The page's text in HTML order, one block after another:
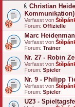
D
a
t
e
i
a
n
h
a
n
g
Christian
Kommunikation)
Verfasst von
Forum: Offizielle
Marc
Verfasst von
Forum: Trainer
Nr. 27 - Robin
Verfasst von
Forum: Spieler
Nr. 9 - Philipp
Verfasst von
Forum: Spieler
U23 -